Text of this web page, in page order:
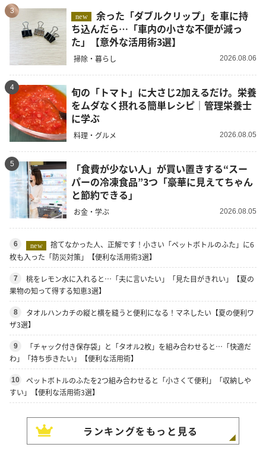
3
new
余った「ダブルクリップ」を車に持
ち込んだら…「車内の小さな不便が減っ
た」【意外な活用術3選】
掃除・暮らし 2026.08.06
4
旬の「トマト」に大さじ2加えるだけ。栄養
をムダなく摂れる簡単レシピ｜管理栄養士
に学ぶ
料理・グルメ 2026.08.05
5
「食費が少ない人」が買い置きする“スー
パーの冷凍食品”3つ「豪華に見えてちゃん
と節約できる」
お金・学ぶ 2026.08.05
6 new
捨てなかった人、正解です！小さい「ペットボトルのふた」に6
枚も入った「防災対策」【便利な活用術3選】
7
桃をレモン水に入れると…「夫に言いたい」「見た目がきれい」【夏の
果物の知って得する知恵3選】
8
タオルハンカチの縦と横を縫うと便利になる！マネしたい【夏の便利ワ
ザ3選】
9
「チャック付き保存袋」と「タオル2枚」を組み合わせると…「快適だ
わ」「持ち歩きたい」【便利な活用術】
10
ペットボトルのふたを2つ組み合わせると「小さくて便利」「収納しや
すい」【便利な活用術3選】
ランキングをもっと見る